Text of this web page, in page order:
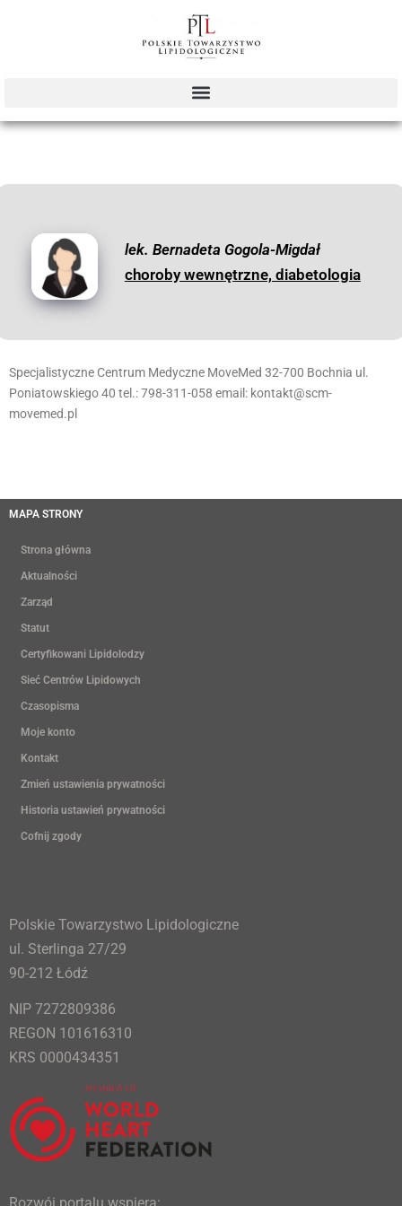
lek. Bernadeta Gogola-Migdał
choroby wewnętrzne, diabetologia
Specjalistyczne Centrum Medyczne MoveMed 32-700 Bochnia ul.
Poniatowskiego 40 tel.: 798-311-058 email: kontakt@scm-
movemed.pl
MAPA STRONY
Strona główna
Aktualności
Zarząd
Statut
Certyfikowani Lipidolodzy
Sieć Centrów Lipidowych
Czasopisma
Moje konto
Kontakt
Zmień ustawienia prywatności
Historia ustawień prywatności
Cofnij zgody
Polskie Towarzystwo Lipidologiczne
ul. Sterlinga 27/29
90-212 Łódź
NIP 7272809386
REGON 101616310
KRS 0000434351